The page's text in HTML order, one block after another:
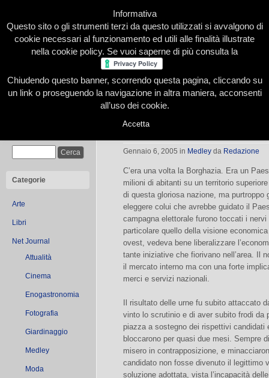
Home Presentazione Redazione Le nostre firme
Categorie
Arte
Libri
Net Journal
Attualità
Cinema
Enogastronomia
Fotografia
Giardinaggio
Medley
Moda
Ukraina tak, Ukraina nie
Gennaio 6, 2005 in Medley da Redazione
C’era una volta la Borghazia. Era un
milioni di abitanti su un territorio
di questa gloriosa nazione, ma purtroppo
eleggere colui che avrebbe guidato il
campagna elettorale furono toccati i
particolare quello della visione
ovest, vedeva bene liberalizzare
tante iniziative che fiorivano nell’area. Il
il mercato interno ma con una forte
merci e servizi nazionali.
Il risultato delle urne fu subito attaccato
vinto lo scrutinio e di aver subito frodi da
piazza a sostegno dei rispettivi
bloccarono per quasi due mesi. Sempre
misero in contrapposizione, e
candidato non fosse divenuto il legittimo
soluzione adottata, vista l’incapacità
Informativa
Questo sito o gli strumenti terzi da questo utilizzati si avvalgono di
cookie necessari al funzionamento ed utili alle finalità illustrate
nella cookie policy. Se vuoi saperne di più consulta la
Chiudendo questo banner, scorrendo questa pagina, cliccando su
un link o proseguendo la navigazione in altra maniera, acconsenti
all’uso dei cookie.
Accetta